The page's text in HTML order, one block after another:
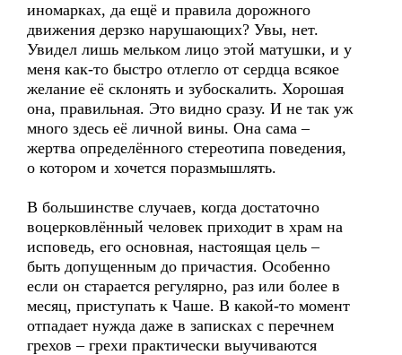
иномарках, да ещё и правила дорожного
движения дерзко нарушающих? Увы, нет.
Увидел лишь мельком лицо этой матушки, и у
меня как-то быстро отлегло от сердца всякое
желание её склонять и зубоскалить. Хорошая
она, правильная. Это видно сразу. И не так уж
много здесь её личной вины. Она сама –
жертва определённого стереотипа поведения,
о котором и хочется поразмышлять.
В большинстве случаев, когда достаточно
воцерковлённый человек приходит в храм на
исповедь, его основная, настоящая цель –
быть допущенным до причастия. Особенно
если он старается регулярно, раз или более в
месяц, приступать к Чаше. В какой-то момент
отпадает нужда даже в записках с перечнем
грехов – грехи практически выучиваются